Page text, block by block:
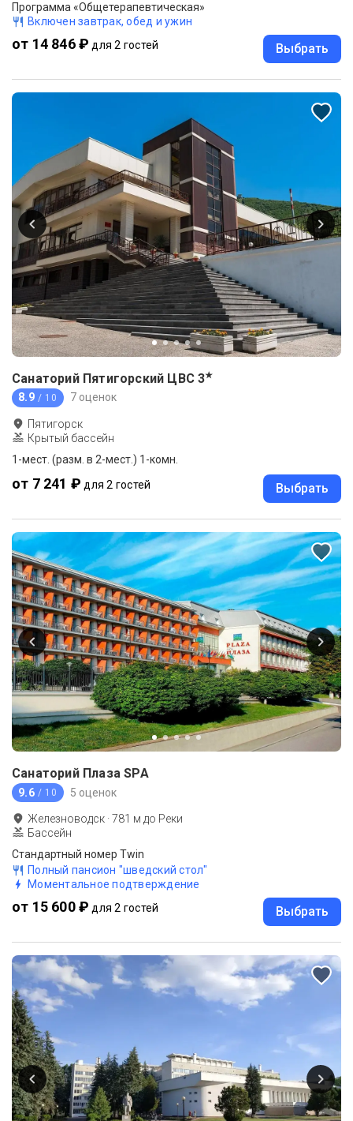
Программа «Общетерапевтическая»
Включен завтрак, обед и ужин
от 14 846 ₽ для 2 гостей Выбрать
Санаторий Пятигорский ЦВС 3★
8.9 / 10 7 оценок
Пятигорск
Крытый бассейн
1-мест. (разм. в 2-мест.) 1-комн.
от 7 241 ₽ для 2 гостей Выбрать
Санаторий Плаза SPA
9.6 / 10 5 оценок
Железноводск ·781 м до Реки
Бассейн
Стандартный номер Twin
Полный пансион "шведский стол"
Моментальное подтверждение
от 15 600 ₽ для 2 гостей Выбрать